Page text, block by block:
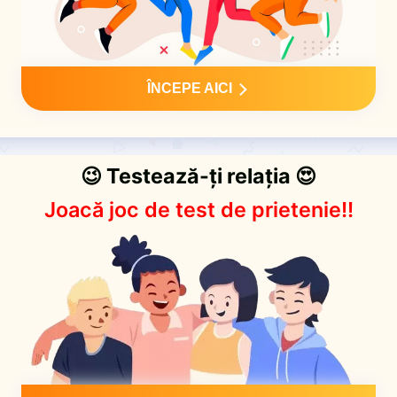
ÎNCEPE AICI
😉 Testează-ți relația 😍
Joacă joc de test de prietenie!!